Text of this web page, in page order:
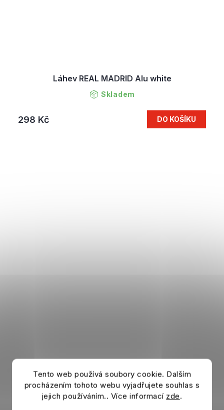
Tento web používá soubory cookie. Dalším
procházením tohoto webu vyjadřujete souhlas s
jejich používáním.. Více informací zde.
Láhev REAL MADRID Alu white
Skladem
298 Kč DO KOŠÍKU